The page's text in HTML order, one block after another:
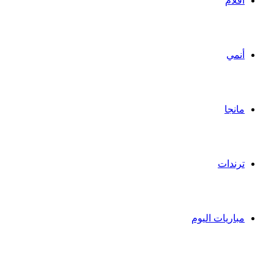
أنمي
مانجا
ترندات
مباريات اليوم